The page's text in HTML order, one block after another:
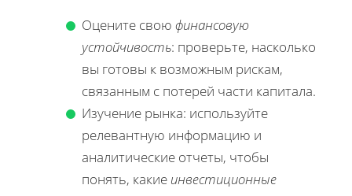
Оцените свою финансовую
устойчивость: проверьте, насколько
вы готовы к возможным рискам,
связанным с потерей части капитала.
Изучение рынка: используйте
релевантную информацию и
аналитические отчеты, чтобы
понять, какие инвестиционные